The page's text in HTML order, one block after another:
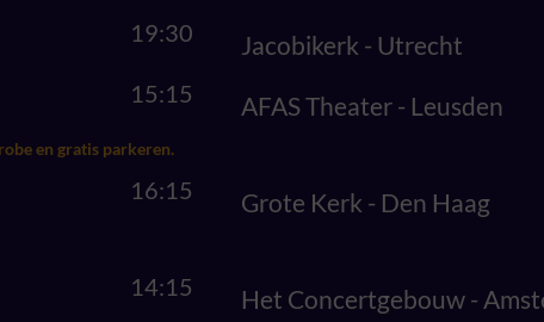
19:30 Jacobikerk - Utrecht
15:15 AFAS Theater - Leusden
en gratis parkeren.
16:15 Grote Kerk - Den Haag
14:15 Het Concertgebouw -